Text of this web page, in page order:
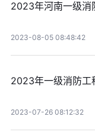
2023年河南一级消
2023-08-05 08:48:42
2023年一级消防工
2023-07-26 08:12:32